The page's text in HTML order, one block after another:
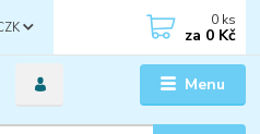
Menu
0 ks
za 0 Kč